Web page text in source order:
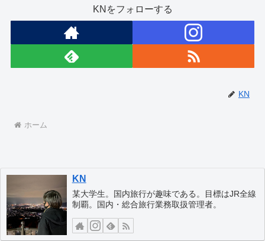
KNをフォローする
KN
ホーム
KN
某大学生。国内旅行が趣味である。目標はJR全線
制覇。国内・総合旅行業務取扱管理者。